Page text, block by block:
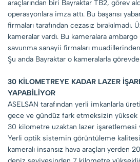
araçlarından biri Bayraktar TB2, görev
operasyonlara imza attı. Bu başarısı
firmaları tarafından cezasız bırakılmadı.
kameralar vardı. Bu kameralara
savunma sanayii firmaları
Şu anda Bayraktar o kameralarla
30 KİLOMETREYE KADAR LAZER
YAPABİLİYOR
ASELSAN tarafından yerli imkanlarla
gece ve gündüz fark etmeksizin yüksek
30 kilometre uzaktan lazer işaretlemesi
Yerli optik sistemin görüntüleme kalitesi
kameralı insansız hava araçları yerden